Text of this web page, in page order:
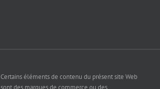
Certains éléments de contenu du présent site Web
sont des marques de commerce ou des